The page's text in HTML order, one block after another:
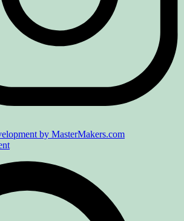
by MasterMakers.com